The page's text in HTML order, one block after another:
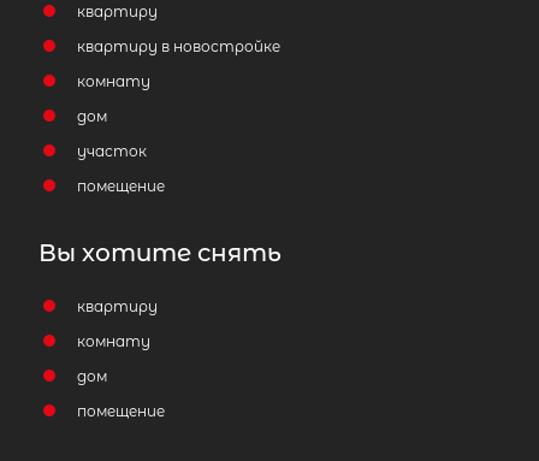
квартиру
квартиру в новостройке
комнату
дом
участок
помещение
Вы хотите снять
квартиру
комнату
дом
помещение